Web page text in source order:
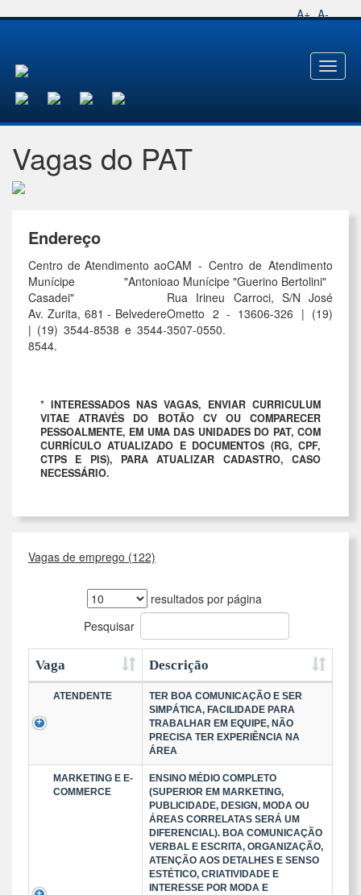
A+ A-
Toggle
Vagas do PAT
Endereço
Centro de Atendimento ao
Munícipe "Antonio
Casadei"
Av. Zurita, 681 - Belvedere
| (19) 3544-8538 e 3544-
8544.
CAM - Centro de Atendimento
ao Munícipe "Guerino Bertolini"
Rua Irineu Carroci, S/N José
Ometto 2 - 13606-326 | (19)
3507-0550.
* INTERESSADOS NAS VAGAS, ENVIAR CURRICULUM
VITAE ATRAVÉS DO BOTÃO CV OU COMPARECER
PESSOALMENTE, EM UMA DAS UNIDADES DO PAT, COM
CURRÍCULO ATUALIZADO E DOCUMENTOS (RG, CPF,
CTPS E PIS), PARA ATUALIZAR CADASTRO, CASO
NECESSÁRIO.
Vagas de emprego (122)
resultados por página
Pesquisar
Vaga Descrição
ATENDENTE
TER BOA COMUNICAÇÃO E SER
SIMPÁTICA, FACILIDADE PARA
TRABALHAR EM EQUIPE, NÃO
PRECISA TER EXPERIÊNCIA NA
ÁREA
MARKETING E E-
COMMERCE
ENSINO MÉDIO COMPLETO
(SUPERIOR EM MARKETING,
PUBLICIDADE, DESIGN, MODA OU
ÁREAS CORRELATAS SERÁ UM
DIFERENCIAL). BOA COMUNICAÇÃO
VERBAL E ESCRITA, ORGANIZAÇÃO,
ATENÇÃO AOS DETALHES E SENSO
ESTÉTICO, CRIATIVIDADE E
INTERESSE POR MODA E